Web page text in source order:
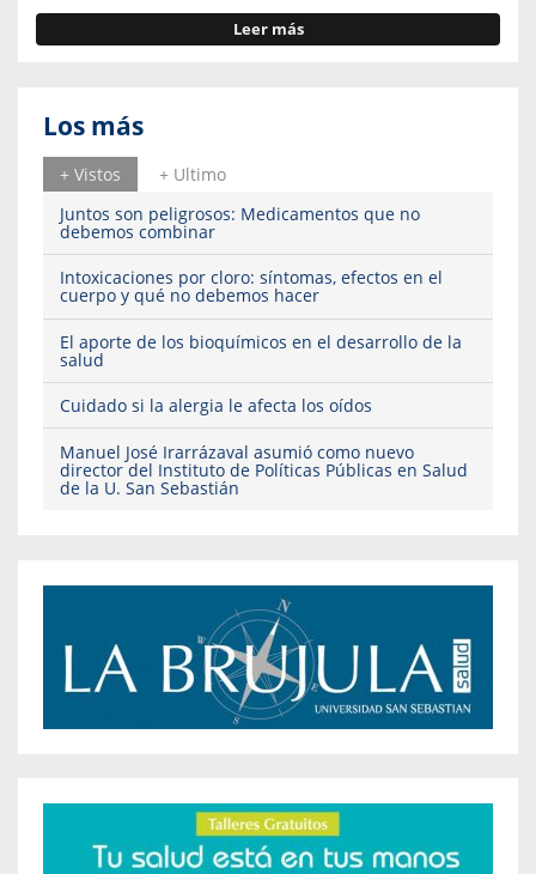
Leer más
Los más
+ Vistos
+ Ultimo
Juntos son peligrosos: Medicamentos que no
debemos combinar
Intoxicaciones por cloro: síntomas, efectos en el
cuerpo y qué no debemos hacer
El aporte de los bioquímicos en el desarrollo de la
salud
Cuidado si la alergia le afecta los oídos
Manuel José Irarrázaval asumió como nuevo
director del Instituto de Políticas Públicas en Salud
de la U. San Sebastián